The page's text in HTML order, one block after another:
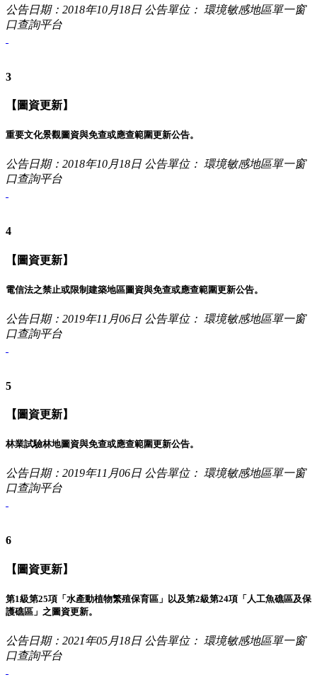
公告日期：2018年10月18日 公告單位： 環境敏感地區單一窗
口查詢平台
3
【圖資更新】
重要文化景觀圖資與免查或應查範圍更新公告。
公告日期：2018年10月18日 公告單位： 環境敏感地區單一窗
口查詢平台
4
【圖資更新】
電信法之禁止或限制建築地區圖資與免查或應查範圍更新公告。
公告日期：2019年11月06日 公告單位： 環境敏感地區單一窗
口查詢平台
5
【圖資更新】
林業試驗林地圖資與免查或應查範圍更新公告。
公告日期：2019年11月06日 公告單位： 環境敏感地區單一窗
口查詢平台
6
【圖資更新】
第1級第25項「水產動植物繁殖保育區」以及第2級第24項「人工魚礁區及保
護礁區」之圖資更新。
公告日期：2021年05月18日 公告單位： 環境敏感地區單一窗
口查詢平台